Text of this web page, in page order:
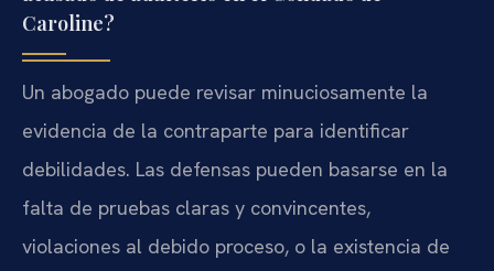
Caroline?
Un abogado puede revisar minuciosamente la
evidencia de la contraparte para identificar
debilidades. Las defensas pueden basarse en la
falta de pruebas claras y convincentes,
violaciones al debido proceso, o la existencia de